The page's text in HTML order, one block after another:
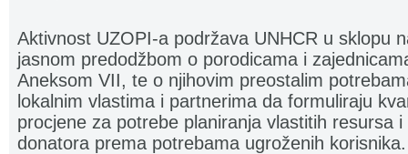
Aktivnost UZOPI-a podržava UNHCR u sklopu
jasnom predodžbom o porodicama i
Aneksom VII, te o njihovim preostalim
lokalnim vlastima i partnerima da formuliraju
procjene za potrebe planiranja vlastitih resursa
donatora prema potrebama ugroženih korisnika.